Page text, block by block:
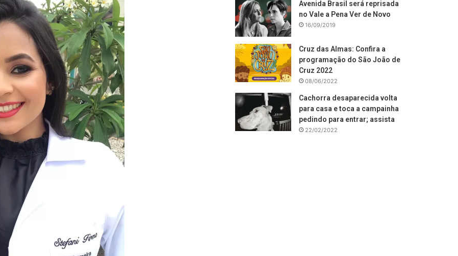
Avenida Brasil será reprisada
no Vale a Pena Ver de Novo
16/09/2019
Cruz das Almas: Confira a
programação do São João de
Cruz 2022
08/06/2022
Cachorra desaparecida volta
para casa e toca a campainha
pedindo para entrar; assista
22/02/2022